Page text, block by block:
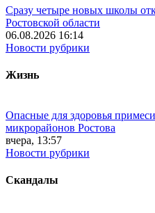
Сразу четыре новых школы
Ростовской области
06.08.2026 16:14
Новости рубрики
Жизнь
Опасные для здоровья
микрорайонов Ростова
вчера, 13:57
Новости рубрики
Скандалы